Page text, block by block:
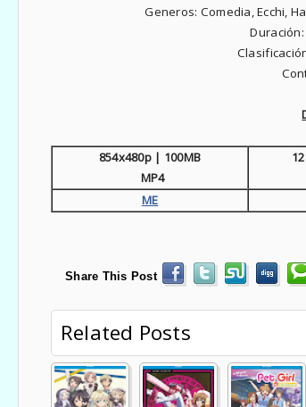
Generos: Comedia, Ecchi,
Duración:
854x480p | 100MB
MP4
ME
Share This Post
Related Posts